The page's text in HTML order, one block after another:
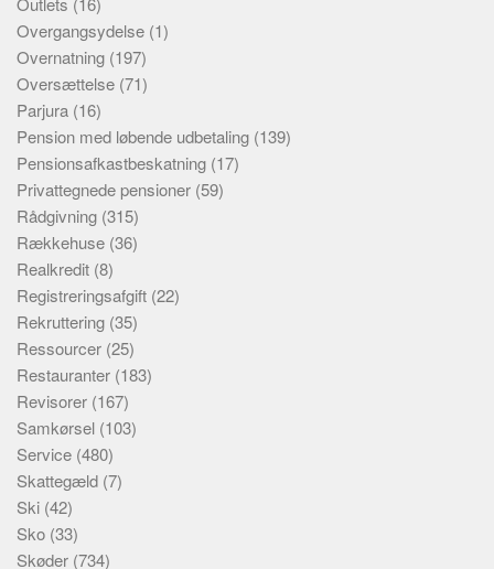
Overgangsydelse (1)
Overnatning (197)
Oversættelse (71)
Parjura (16)
Pension med løbende udbetaling (139)
Pensionsafkastbeskatning (17)
Privattegnede pensioner (59)
Rådgivning (315)
Rækkehuse (36)
Realkredit (8)
Registreringsafgift (22)
Rekruttering (35)
Ressourcer (25)
Restauranter (183)
Revisorer (167)
Samkørsel (103)
Service (480)
Skattegæld (7)
Ski (42)
Sko (33)
Skøder (734)